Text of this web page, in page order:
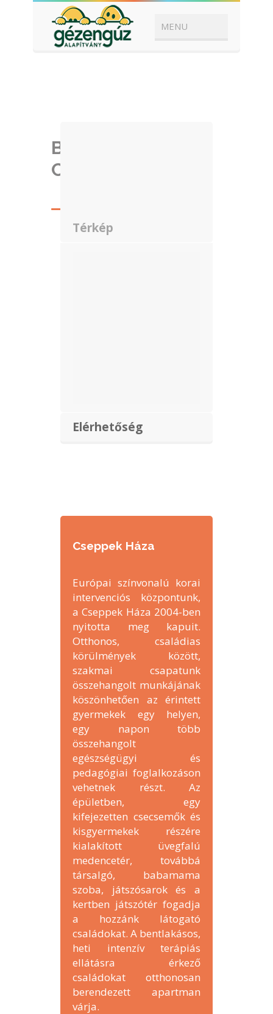
Budakalász,
Cseppek Háza
Térkép
Elérhetőség
Cseppek Háza
Európai színvonalú korai
intervenciós központunk,
a Cseppek Háza 2004-ben
nyitotta meg kapuit.
Otthonos, családias
körülmények között,
szakmai csapatunk
összehangolt munkájának
köszönhetően az érintett
gyermekek egy helyen,
egy napon több
összehangolt
egészségügyi és
pedagógiai foglalkozáson
vehetnek részt. Az
épületben, egy
kifejezetten csecsemők és
kisgyermekek részére
kialakított üvegfalú
medencetér, továbbá
társalgó, babamama
szoba, játszósarok és a
kertben játszótér fogadja
a hozzánk látogató
családokat. A bentlakásos,
heti intenzív terápiás
ellátásra érkező
családokat otthonosan
berendezett apartman
várja.